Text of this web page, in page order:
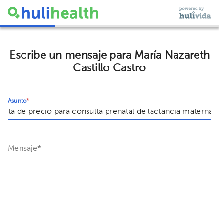
Escribe un mensaje para María Nazareth
Castillo Castro
Asunto*
Mensaje*